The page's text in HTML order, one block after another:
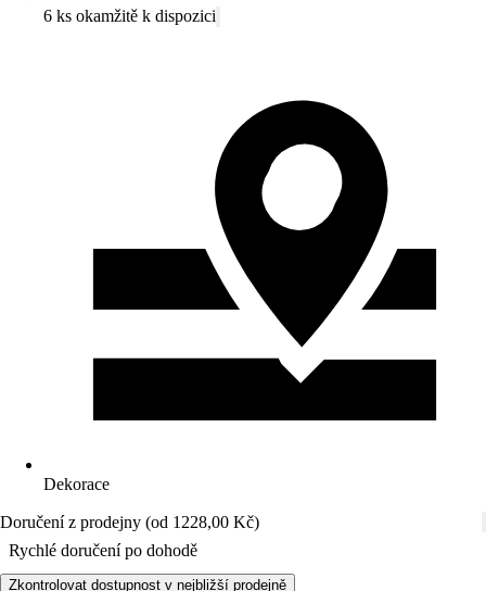
6 ks okamžitě k dispozici
Dekorace
Doručení z prodejny (od 1228,00 Kč)
Rychlé doručení po dohodě
Zkontrolovat dostupnost v nejbližší prodejně